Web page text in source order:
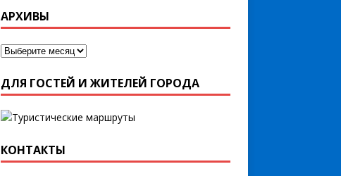
АРХИВЫ
ДЛЯ ГОСТЕЙ И ЖИТЕЛЕЙ ГОРОДА
КОНТАКТЫ